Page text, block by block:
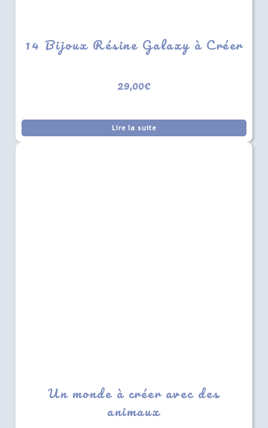
14 Bijoux Résine Galaxy à Créer
29,00€
Lire la suite
Un monde à créer avec des
animaux